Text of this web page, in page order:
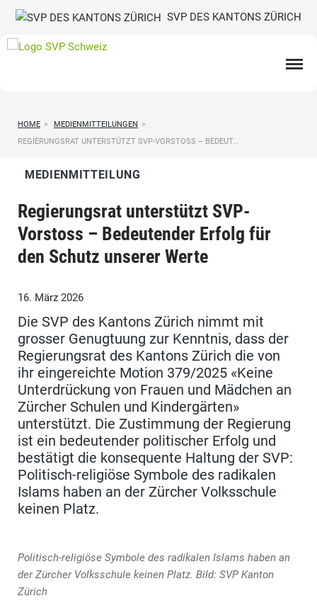
SVP DES KANTONS ZÜRICH
HOME > MEDIENMITTEILUNGEN >
REGIERUNGSRAT UNTERSTÜTZT SVP-VORSTOSS – BEDEUT...
MEDIENMITTEILUNG
Regierungsrat unterstützt SVP-
Vorstoss – Bedeutender Erfolg für
den Schutz unserer Werte
16. März 2026
Die SVP des Kantons Zürich nimmt mit
grosser Genugtuung zur Kenntnis, dass der
Regierungsrat des Kantons Zürich die von
ihr eingereichte Motion 379/2025 «Keine
Unterdrückung von Frauen und Mädchen an
Zürcher Schulen und Kindergärten»
unterstützt. Die Zustimmung der Regierung
ist ein bedeutender politischer Erfolg und
bestätigt die konsequente Haltung der SVP:
Politisch-religiöse Symbole des radikalen
Islams haben an der Zürcher Volksschule
keinen Platz.
Politisch-religiöse Symbole des radikalen Islams haben an
der Zürcher Volksschule keinen Platz. Bild: SVP Kanton
Zürich